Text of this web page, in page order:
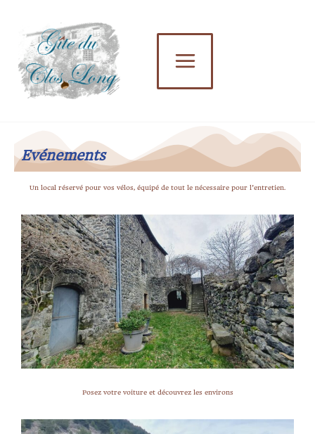
contenu
Evénements
Un local réservé pour vos vélos, équipé de tout le nécessaire pour l’entretien.
Posez votre voiture et découvrez les environs